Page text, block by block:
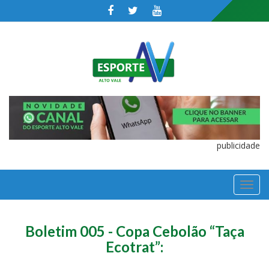
publicidade
Boletim 005 - Copa Cebolão “Taça
Ecotrat”: